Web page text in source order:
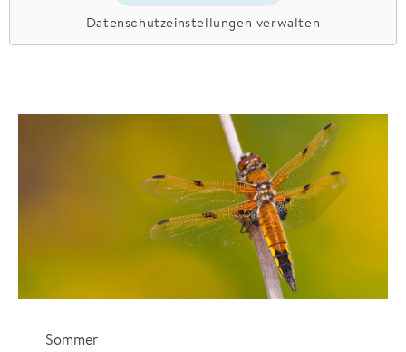
Datenschutzeinstellungen verwalten
Sommer
Herbst
Winter
Frühling